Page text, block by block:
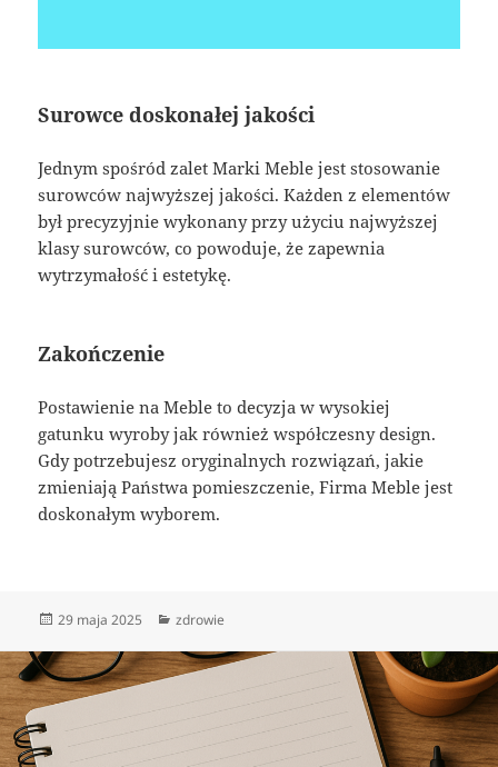
Surowce doskonałej jakości
Jednym spośród zalet Marki Meble jest stosowanie
surowców najwyższej jakości. Każden z elementów
był precyzyjnie wykonany przy użyciu najwyższej
klasy surowców, co powoduje, że zapewnia
wytrzymałość i estetykę.
Zakończenie
Postawienie na Meble to decyzja w wysokiej
gatunku wyroby jak również współczesny design.
Gdy potrzebujesz oryginalnych rozwiązań, jakie
zmieniają Państwa pomieszczenie, Firma Meble jest
doskonałym wyborem.
Data
29 maja 2025 Kategorie
zdrowie